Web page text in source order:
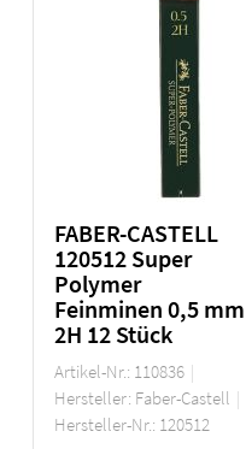
FABER-CASTELL
120512 Super
Polymer
Feinminen 0,5 mm
2H 12 Stück
Artikel-Nr.: 110836
Hersteller: Faber-Castell
Hersteller-Nr.: 120512